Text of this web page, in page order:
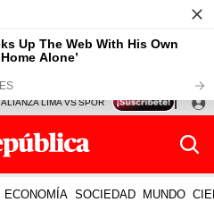
ALIANZA LIMA VS SPORT BOYS JORGE
ECONOMÍA SOCIEDAD MUNDO